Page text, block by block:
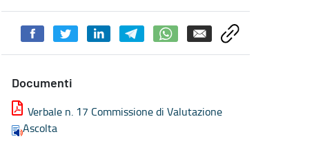
Documenti
Verbale n. 17 Commissione di Valutazione
Ascolta